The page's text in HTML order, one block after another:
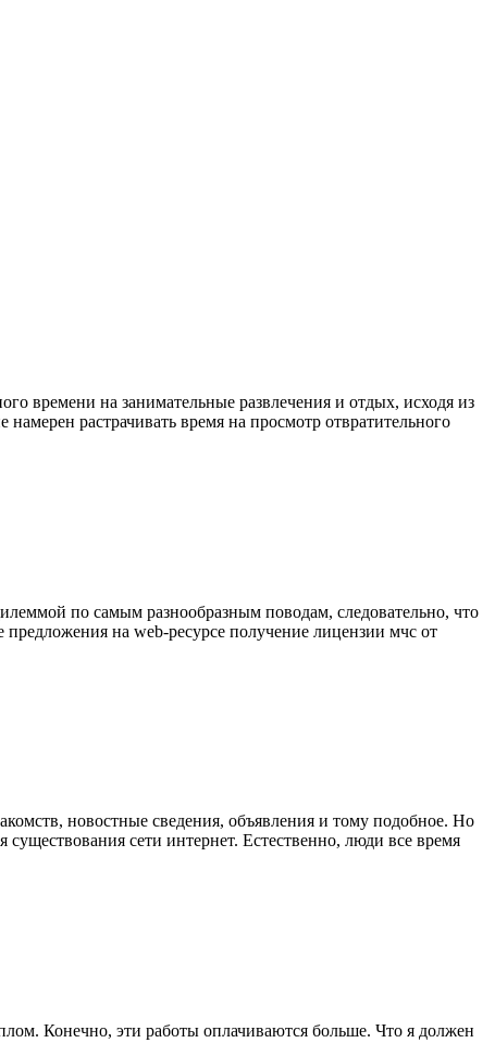
времени на занимательные развлечения и отдых, исходя из
растрачивать время на просмотр отвратительного
по самым разнообразным поводам, следовательно, что
на web-ресурсе получение лицензии мчс от
новостные сведения, объявления и тому подобное. Но
сети интернет. Естественно, люди все время
Конечно, эти работы оплачиваются больше. Что я должен